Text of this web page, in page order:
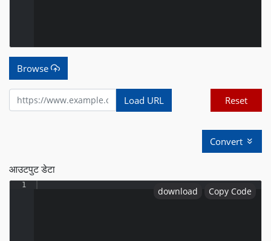
Browse
Load URL Reset
Convert
आउटपुट डेटा
download Copy Code
1